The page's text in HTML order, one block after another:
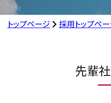
トップページ 採用トップペ
先輩